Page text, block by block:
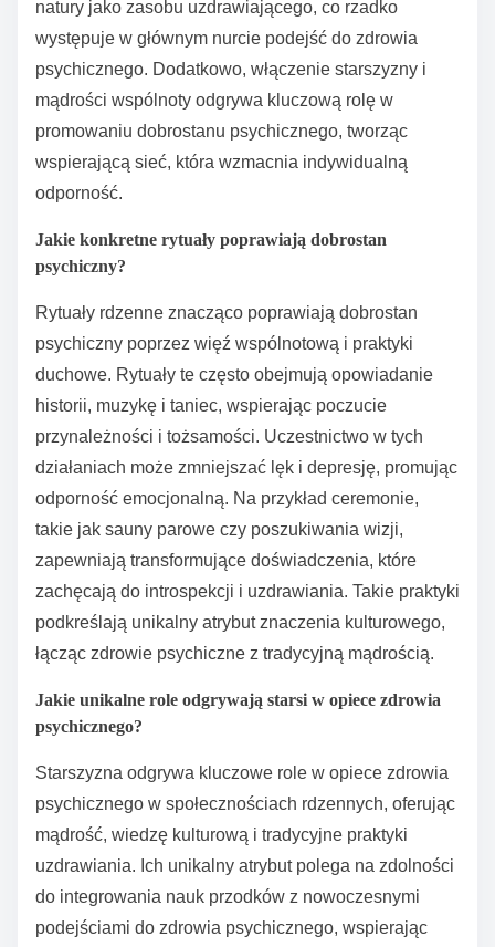
natury jako zasobu uzdrawiającego, co rzadko
występuje w głównym nurcie podejść do zdrowia
psychicznego. Dodatkowo, włączenie starszyzny i
mądrości wspólnoty odgrywa kluczową rolę w
promowaniu dobrostanu psychicznego, tworząc
wspierającą sieć, która wzmacnia indywidualną
odporność.
Jakie konkretne rytuały poprawiają dobrostan
psychiczny?
Rytuały rdzenne znacząco poprawiają dobrostan
psychiczny poprzez więź wspólnotową i praktyki
duchowe. Rytuały te często obejmują opowiadanie
historii, muzykę i taniec, wspierając poczucie
przynależności i tożsamości. Uczestnictwo w tych
działaniach może zmniejszać lęk i depresję, promując
odporność emocjonalną. Na przykład ceremonie,
takie jak sauny parowe czy poszukiwania wizji,
zapewniają transformujące doświadczenia, które
zachęcają do introspekcji i uzdrawiania. Takie praktyki
podkreślają unikalny atrybut znaczenia kulturowego,
łącząc zdrowie psychiczne z tradycyjną mądrością.
Jakie unikalne role odgrywają starsi w opiece zdrowia
psychicznego?
Starszyzna odgrywa kluczowe role w opiece zdrowia
psychicznego w społecznościach rdzennych, oferując
mądrość, wiedzę kulturową i tradycyjne praktyki
uzdrawiania. Ich unikalny atrybut polega na zdolności
do integrowania nauk przodków z nowoczesnymi
podejściami do zdrowia psychicznego, wspierając